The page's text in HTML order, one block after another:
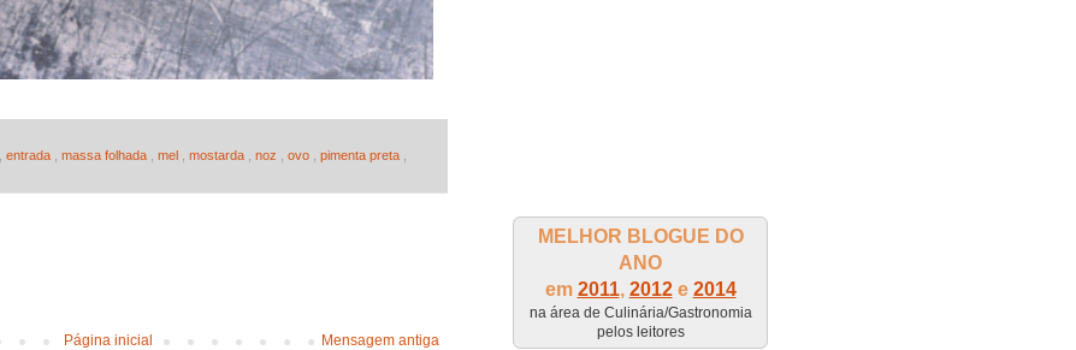
entrada massa folhada mel mostarda noz ovo pimenta preta
Mensagem antiga
Página inicial
MELHOR BLOGUE DO
ANO
em 2011, 2012e 2014
na área de Culinária/Gastronomia
pelos leitores